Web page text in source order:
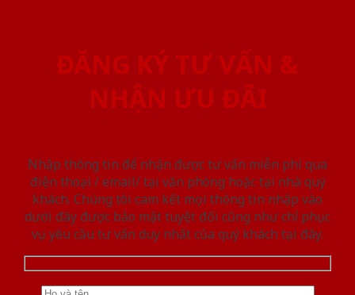
ĐĂNG KÝ TƯ VẤN &
NHẬN ƯU ĐÃI
Nhập thông tin để nhận được tư vấn miễn phí qua
điện thoại / email/ tại văn phòng hoặc tại nhà quý
khách. Chúng tôi cam kết mọi thông tin nhập vào
dưới đây được bảo mật tuyệt đối cũng như chỉ phục
vụ yêu cầu tư vấn duy nhất của quý khách tại đây.